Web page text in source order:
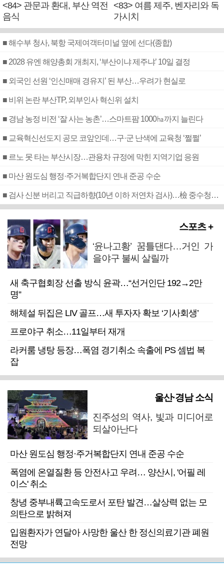
<84> 관문과 환대, 부산 역전
음식
<83> 여름 제주, 벤자리와 독
가시치
■ 해수부 청사, 북항 국제여객터미널 옆에 선다(종합)
■ 2028 유엔 해양총회 개최지, ‘부산이냐 제주냐’ 10일 결정
■ 외국인 선원 ‘인신매매 경유지’ 된 부산…우려가 현실로
■ 비위 논란 부산TP, 외부인사 혁신위 설치
■ 경남 농정 비전 ‘잘 사는 농촌’…스마트팜 1000㏊까지 늘린다
■ 교육혁신선도지 공모 코앞인데…구·군 난색에 교육청 ‘쩔쩔’
■ 르노 못 타는 부산시장…관용차 규정에 막힌 지역기업 응원
■ 마산 원도심 행정·주거복합단지 연내 준공 수순
■ 검사 신분 버리고 직급하향(10년 이하 저연차 검사)…檢 중수청행 기피
스포츠 +
‘윤나고황’ 꿈틀댄다…거인 가
을야구 불씨 살릴까
새 축구협회장 선출 방식 윤곽…“선거인단 192→2만
명”
해체설 뒤집은 LIV 골프…새 투자자 확보 ‘기사회생’
프로야구 취소…11일부터 재개
라커룸 냉탕 등장…폭염 경기취소 속출에 PS 셈법 복
잡
울산·경남 소식
진주성의 역사, 빛과 미디어로
되살아난다
마산 원도심 행정·주거복합단지 연내 준공 수순
폭염에 온열질환 등 안전사고 우려… 양산시, '어필 레
이스' 취소
창녕 중부내륙고속도로서 포탄 발견…살상력 없는 모
의탄으로 밝혀져
입원환자가 연달아 사망한 울산 한 정신의료기관 폐원
전망